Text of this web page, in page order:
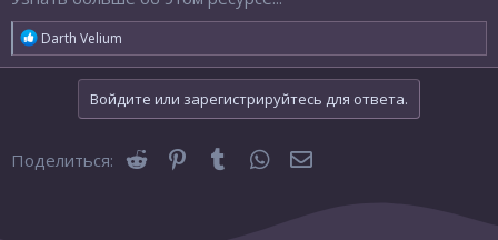
Установка:
Поместите файлы r_hrko.pk3 и r_hrko_sp.pk3 в директорию Jedi
Academy\Gamedata\base
Р
е
а
:
Darth Velium
Войдите или зарегистрируйтесь для ответа.
Поделиться: Reddit Pinterest
TumblrWhatsAppЭлектронная почта